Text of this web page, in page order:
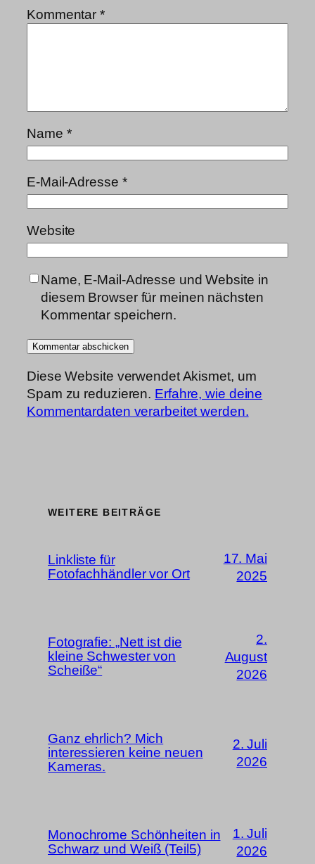
Kommentar*
Name *
E-Mail-Adresse *
Website
Name, E-Mail-Adresse und Website in
diesem Browser für meinen nächsten
Kommentar speichern.
Diese Website verwendet Akismet, um
Spam zu reduzieren. Erfahre, wie deine
Kommentardaten verarbeitet werden.
WEITERE BEITRÄGE
Linkliste für
Fotofachhändler vor Ort
17. Mai
2025
Fotografie: „Nett ist die
kleine Schwester von
Scheiße“
2.
August
2026
Ganz ehrlich? Mich
interessieren keine neuen
Kameras.
2. Juli
2026
Monochrome Schönheiten in
Schwarz und Weiß (Teil5)
1. Juli
2026